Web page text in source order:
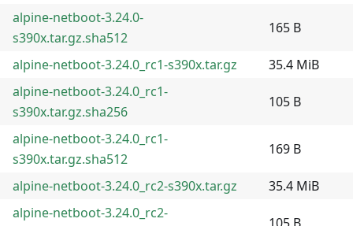
alpine-netboot-3.24.0-
s390x.tar.gz.sha512
165 B
alpine-netboot-3.24.0_rc1-s390x.tar.gz
35.4 MiB
alpine-netboot-3.24.0_rc1-
s390x.tar.gz.sha256
105 B
alpine-netboot-3.24.0_rc1-
s390x.tar.gz.sha512
169 B
alpine-netboot-3.24.0_rc2-s390x.tar.gz
35.4 MiB
alpine-netboot-3.24.0_rc2-